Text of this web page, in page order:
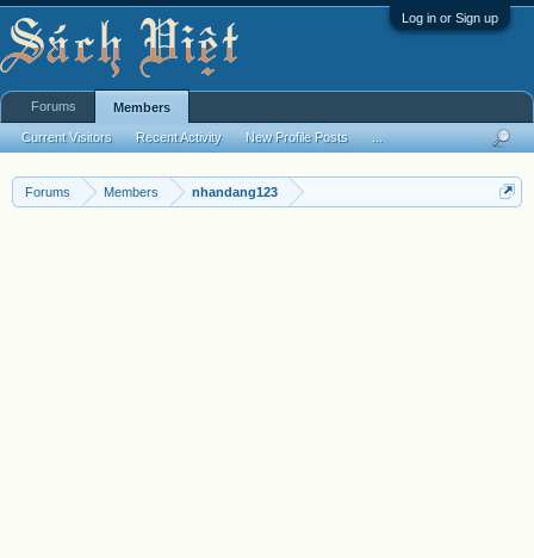
Log in or Sign up
Forums Members nhandang123
Forums Members
Current Visitors Recent Activity New Profile Posts